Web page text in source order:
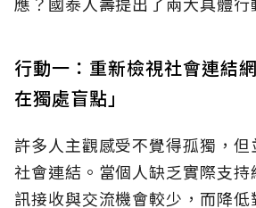
行動一：重新檢視社會連結
在獨處盲點」
許多人主觀感受不覺得孤獨，
社會連結。當個人缺乏實際支
訊接收與交流機會較少，而降